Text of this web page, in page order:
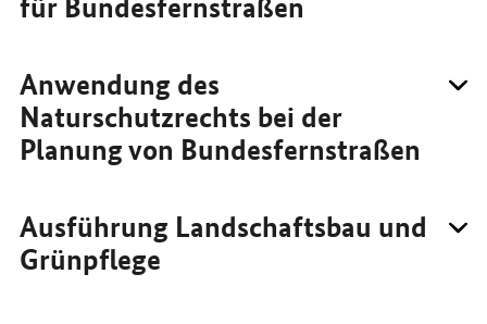
für Bundesfernstraßen
Anwendung des
Naturschutzrechts bei der
Planung von Bundesfernstraßen
Ausführung Landschaftsbau und
Grünpflege